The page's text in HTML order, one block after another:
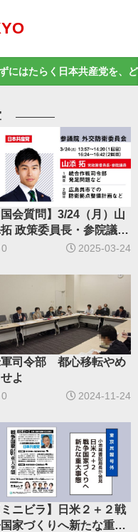
にはたらく日本共産党を、
国会質問】3/24（月）山
政策委員長・参院議員
議院・外交防衛委員会
0 2025-03-24
司令部 都心移転やめ
よ
0 2024-11-24
ミニビラ】日米２＋２戦
家づくりへ新たな重大